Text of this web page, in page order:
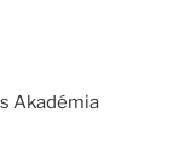
Akadémia